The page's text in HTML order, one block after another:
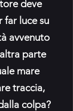
deve
far luce su
avvenuto
parte
mare
traccia,
colpa?